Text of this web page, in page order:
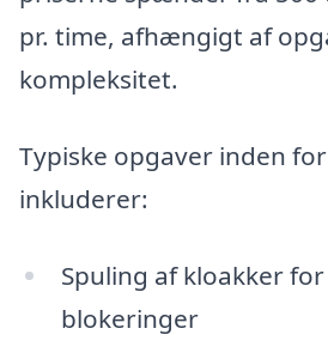
pr. time, afhængigt af
kompleksitet.
Typiske opgaver inden
inkluderer:
Spuling af kloakker
blokeringer